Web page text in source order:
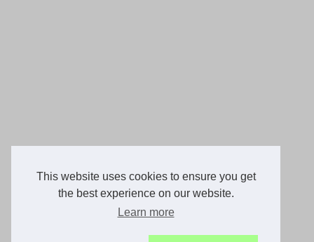
This website uses cookies to ensure you get
the best experience on our website.
Learn more